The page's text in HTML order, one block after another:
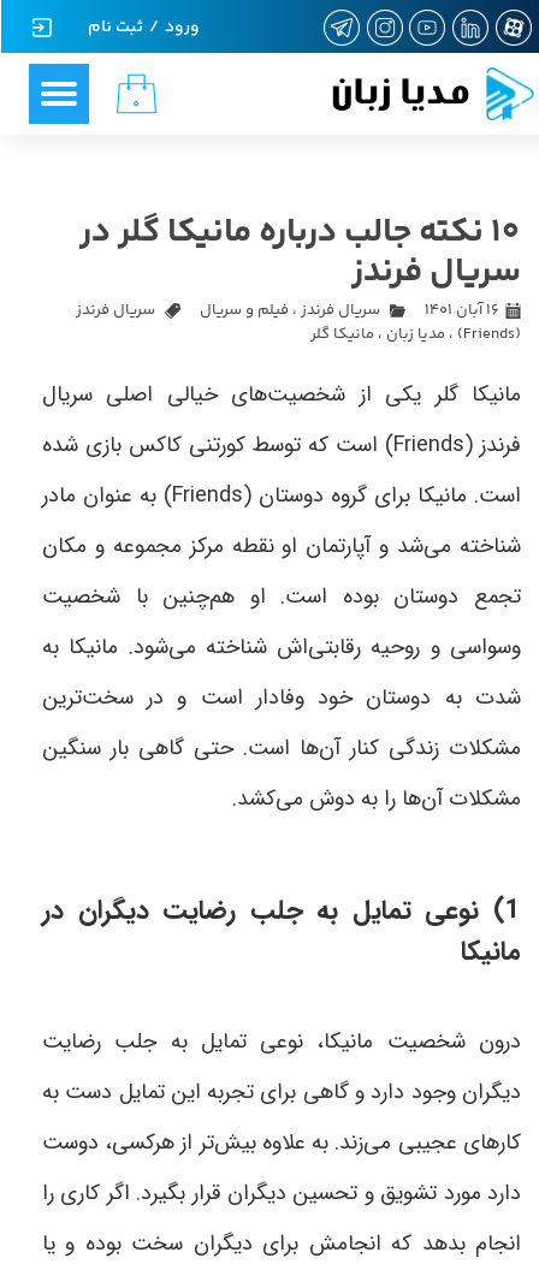
مدیا زبان ۰
ورود / ثبت نام
حساب کاربری من
تغییر گذر واژه
خروج از حساب کاربری
10 نکته جالب درباره مانیکا گلر در
سریال فرندز
۱۶ آبان ۱۴۰۱ سریال فرندز ، فیلم و سریال
سریال فرندز
(Friends)
، مدیا زبان ، مانیکا گلر
مانیکا گلر یکی از شخصیت‌های خیالی اصلی سریال
فرندز (Friends) است که توسط کورتنی کاکس بازی شده
است. مانیکا برای گروه دوستان (Friends) به عنوان مادر
شناخته می‌شد و آپارتمان او نقطه مرکز مجموعه و مکان
تجمع دوستان بوده است. او هم‌چنین با شخصیت
وسواسی و روحیه رقابتی‌اش شناخته می‌شود. مانیکا به
شدت به دوستان خود وفادار است و در سخت‌ترین
مشکلات زندگی کنار آن‌ها است. حتی گاهی بار سنگین
مشکلات آن‌ها را به دوش می‌کشد.
1) نوعی تمایل به جلب رضایت دیگران در
مانیکا
درون شخصیت مانیکا، نوعی تمایل به جلب رضایت
دیگران وجود دارد و گاهی برای تجربه این تمایل دست به
کار‌های عجیبی می‌زند. به علاوه بیش‌تر از هرکسی، دوست
دارد مورد تشویق و تحسین دیگران قرار بگیرد. اگر کاری را
انجام بدهد که انجامش برای دیگران سخت بوده و یا